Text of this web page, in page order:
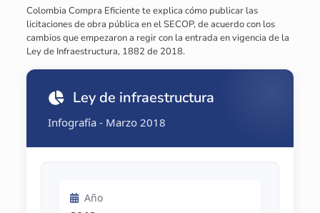
Colombia Compra Eficiente te explica cómo publicar las
licitaciones de obra pública en el SECOP, de acuerdo con los
cambios que empezaron a regir con la entrada en vigencia de la
Ley de Infraestructura, 1882 de 2018.
Ley de infraestructura
Infografía - Marzo 2018
Año